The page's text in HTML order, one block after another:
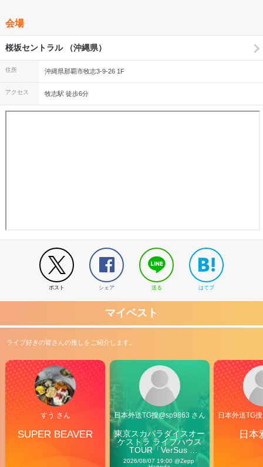
会場
桜坂セントラル （沖縄県）
住所 沖縄県那覇市牧志3-9-26 1F
アクセス 牧志駅 徒歩6分
ポスト シェア 送る はてブ
マイベスト
ライブ好きの皆さんの推しをご紹介します。
すう さん
SUPER BEAVER
日本外送TG搜@sp9863 さん
東京スカパラダイスオー
ケストラ ライブハウス
TOUR「VerSus
Carnival」
2026/08/07 19:00 @Zepp
日本外送TG
日本